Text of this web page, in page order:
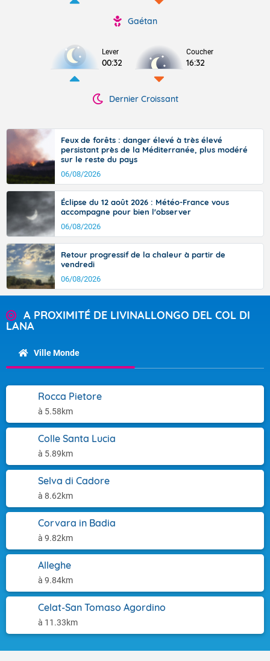
Gaétan
Lever
00:32
Coucher
16:32
Dernier Croissant
Feux de forêts : danger élevé à très élevé
persistant près de la Méditerranée, plus modéré
sur le reste du pays
06/08/2026
Éclipse du 12 août 2026 : Météo-France vous
accompagne pour bien l'observer
06/08/2026
Retour progressif de la chaleur à partir de
vendredi
06/08/2026
A PROXIMITÉ DE LIVINALLONGO DEL COL DI
LANA
Ville Monde
Rocca Pietore
à 5.58km
Colle Santa Lucia
à 5.89km
Selva di Cadore
à 8.62km
Corvara in Badia
à 9.82km
Alleghe
à 9.84km
Celat-San Tomaso Agordino
à 11.33km